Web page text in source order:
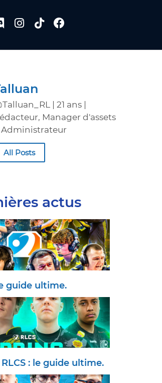
| 21 ans |
Manager d'assets
Administrateur
All Posts
actus
guide ultime.
: le guide ultime.